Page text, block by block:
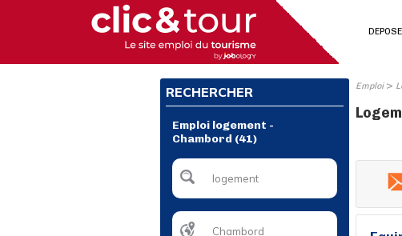
RECHERCHER
Emploi logement -
Chambord (41)
Emploi>